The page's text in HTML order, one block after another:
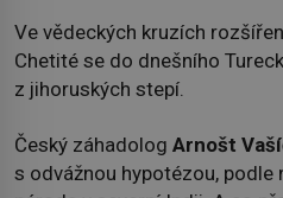
Ve vědeckých kruzích
Chetité se do dnešního
z jihoruských stepí.
Český záhadolog Arnošt
s odvážnou hypotézou, podle